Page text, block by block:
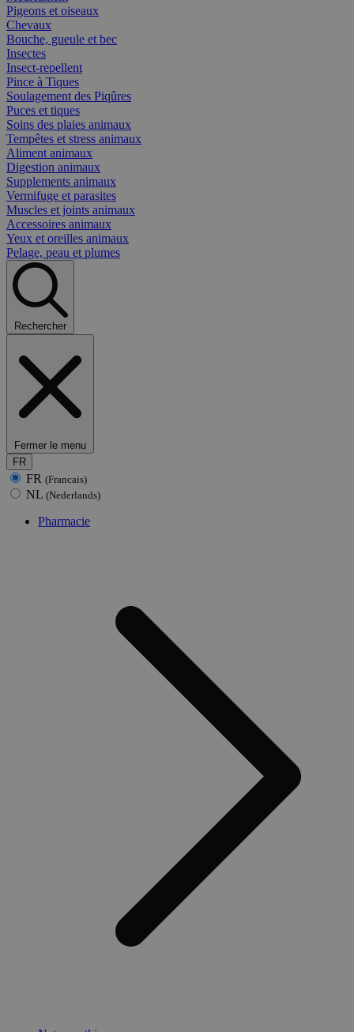
Pigeons et oiseaux
Chevaux
Bouche, gueule et bec
Insectes
Insect-repellent
Pince à Tiques
Soulagement des Piqûres
Puces et tiques
Soins des plaies animaux
Tempêtes et stress animaux
Aliment animaux
Digestion animaux
Supplements animaux
Vermifuge et parasites
Muscles et joints animaux
Accessoires animaux
Yeux et oreilles animaux
Pelage, peau et plumes
Rechercher
Fermer le menu
FR
FR (Francais)
NL (Nederlands)
Pharmacie